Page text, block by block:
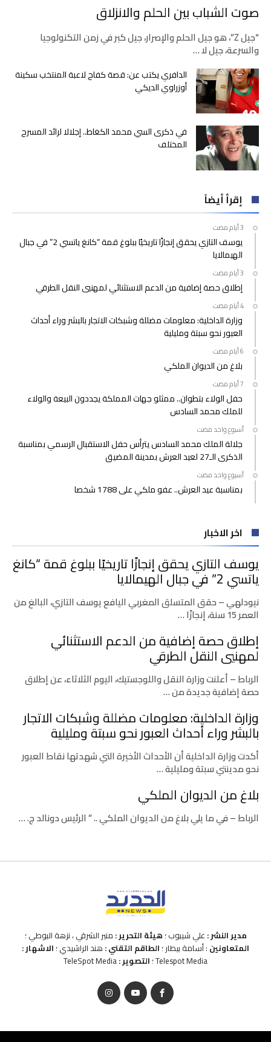
صوت الشباب بين الحلم والانزلاق
“جيل Z”، هو جيل الحلم والإصرار، جيل كبر في زمن التكنولوجيا
والسرعة، جيل لا …
الدافري يكتب عن: قصة كفاح لاعبة المنتخب سكينة
أوزراوي الديكي
في ذكرى السي محمد الكغاط.. إجلالا لرائد المسرح
المختلف
إقرأ أيضاً
يوسف التازي يحقق إنجازًا تاريخيًا ببلوغ قمة “كانغ ياتسي 2” في جبال
الهيمالايا
إطلاق حصة إضافية من الدعم الاستثنائي لمهنيي النقل الطرقي
وزارة الداخلية: معلومات مضللة وشبكات الاتجار بالبشر وراء أحداث
العبور نحو سبتة ومليلية
بلاغ من الديوان الملكي
حفل الولاء بتطوان.. ممثلو جهات المملكة يجددون البيعة والولاء
للملك محمد السادس
‫‫‫‏‫أسبوع واحد مضت‬
جلالة الملك محمد السادس يترأس حفل الاستقبال الرسمي بمناسبة
الذكرى الـ27 لعيد العرش بمدينة المضيق
‫‫‫‏‫أسبوع واحد مضت‬
بمناسبة عيد العرش.. عفو ملكي على 1788 شخصا
اخر الاخبار
يوسف التازي يحقق إنجازًا تاريخيًا ببلوغ قمة “كانغ
ياتسي 2” في جبال الهيمالايا
نيودلهي – حقق المتسلق المغربي اليافع يوسف التازي، البالغ من
العمر 15 سنة، إنجازًا …
إطلاق حصة إضافية من الدعم الاستثنائي
لمهنيي النقل الطرقي
الرباط – أعلنت وزارة النقل واللوجستيك، اليوم الثلاثاء، عن إطلاق
حصة إضافية جديدة من …
وزارة الداخلية: معلومات مضللة وشبكات الاتجار
بالبشر وراء أحداث العبور نحو سبتة ومليلية
أكدت وزارة الداخلية أن الأحداث الأخيرة التي شهدتها نقاط العبور
نحو مدينتي سبتة ومليلية …
بلاغ من الديوان الملكي
الرباط – في ما يلي بلاغ من الديوان الملكي .. ” الرئيس دونالد ج. …
مدير النشر : علي شيبوب ؛ هيئة التحرير : منير الشرقي ، نزهة البوطي ؛
المتعاونين : أسامة بيطار ؛ الطاقم التقني : هند الراشيدي ؛ الاشهار :
Telespot Media ؛ التصوير :TeleSpot Media